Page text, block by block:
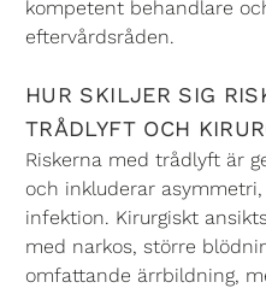
kompetent behandlare
eftervårdsråden.
HUR SKILJER SIG
TRÅDLYFT OCH
Riskerna med trådlyft är
och inkluderar
infektion. Kirurgiskt
med narkos, större
omfattande ärrbildning,